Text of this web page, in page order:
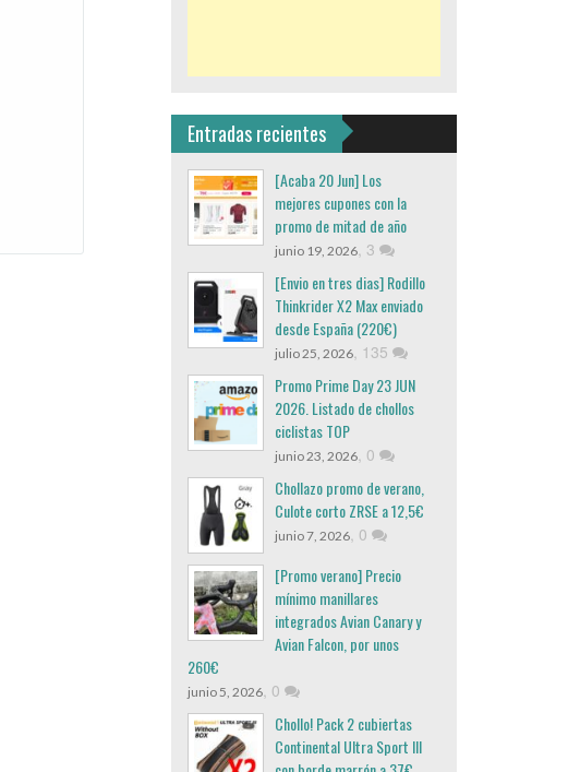
Entradas recientes
[Acaba 20 Jun] Los
mejores cupones con la
promo de mitad de año
junio 19, 2026, 3
[Envio en tres dias] Rodillo
Thinkrider X2 Max enviado
desde España (220€)
julio 25, 2026, 135
Promo Prime Day 23 JUN
2026. Listado de chollos
ciclistas TOP
junio 23, 2026, 0
Chollazo promo de verano,
Culote corto ZRSE a 12,5€
junio 7, 2026, 0
[Promo verano] Precio
mínimo manillares
integrados Avian Canary y
Avian Falcon, por unos
260€
junio 5, 2026, 0
Chollo! Pack 2 cubiertas
Continental Ultra Sport III